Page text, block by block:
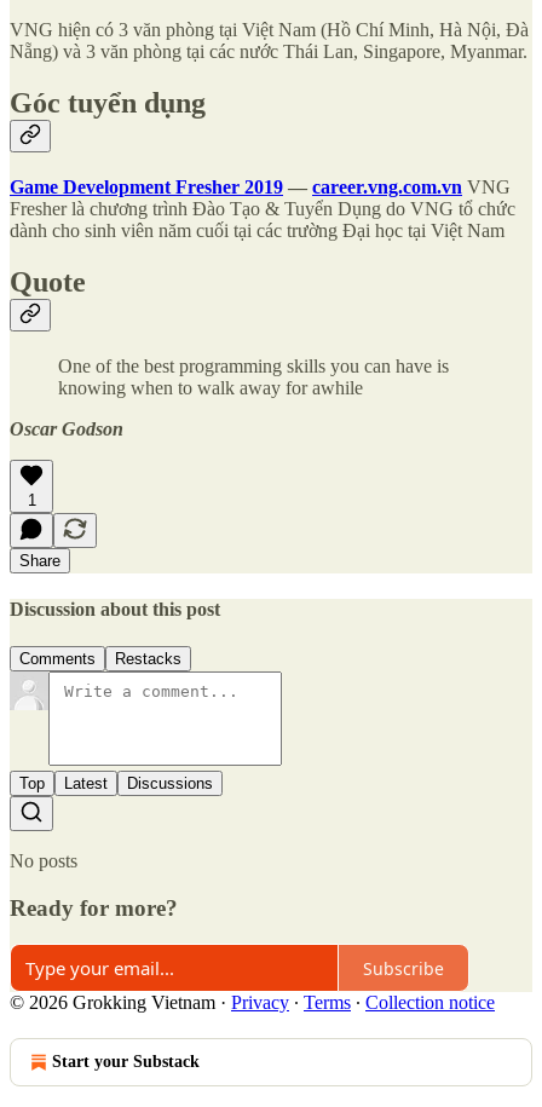
VNG hiện có 3 văn phòng tại Việt Nam (Hồ Chí Minh, Hà Nội, Đà
Nẵng) và 3 văn phòng tại các nước Thái Lan, Singapore, Myanmar.
Góc tuyển dụng
Game Development Fresher 2019 — career.vng.com.vn VNG
Fresher là chương trình Ðào Tạo & Tuyển Dụng do VNG tổ chức
dành cho sinh viên năm cuối tại các trường Ðại học tại Việt Nam
Quote
One of the best programming skills you can have is
knowing when to walk away for awhile
Oscar Godson
1
Share
Discussion about this post
Comments Restacks
Top Latest Discussions
No posts
Ready for more?
Subscribe
© 2026 Grokking Vietnam · Privacy ∙ Terms ∙ Collection notice
Start your Substack